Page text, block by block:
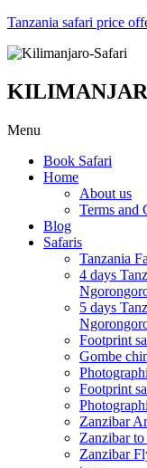
Tanzania safari price
Menu
Book Safari
Home
About us
Terms and
Blog
Safaris
Tanzania
4 days
5 days
Footprint
Gombe
Footprint
Zanzibar
Zanzibar
Zanzibar